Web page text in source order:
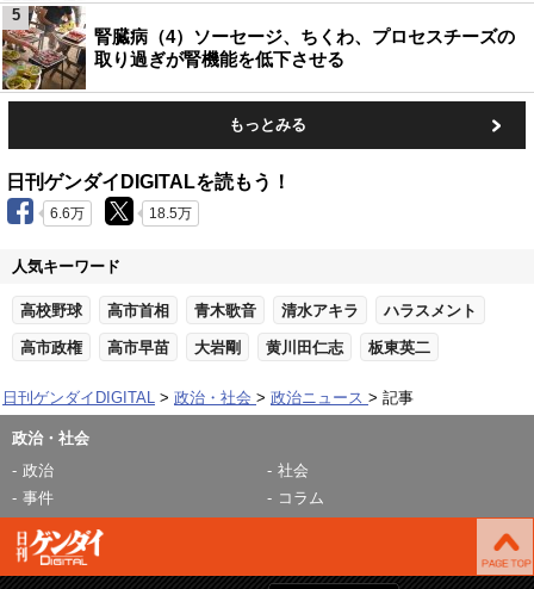
腎臓病（4）ソーセージ、ちくわ、プロセスチーズの
取り過ぎが腎機能を低下させる
5
もっとみる
日刊ゲンダイDIGITALを読もう！
6.6万 18.5万
人気キーワード
高校野球 高市首相 青木歌音 清水アキラ ハラスメント
高市政権 高市早苗 大岩剛 黄川田仁志 板東英二
日刊ゲンダイDIGITAL 政治・社会 政治ニュース 記事
政治・社会
政治
社会
事件
コラム